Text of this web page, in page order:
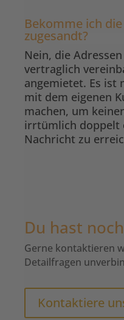
Bekomme ich
zugesandt?
Nein, die
vertraglich
angemietet. Es ist
mit dem eigenen
machen, um
irrtümlich doppelt
Nachricht zu
Du hast
Gerne kontaktieren
Detailfragen
Kontaktiere